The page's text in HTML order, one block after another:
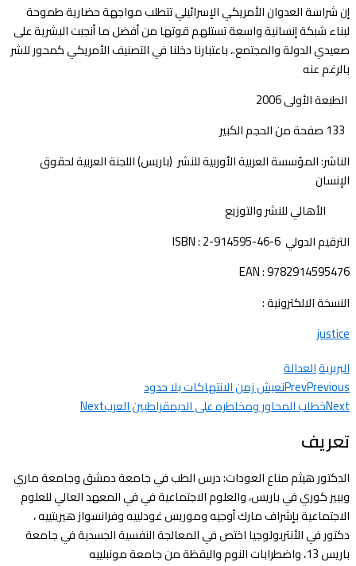
إن شراسة العدوان الأمريكي الإسرائيلي تتطلب مواجهة حضارية طموحة
لبناء شبكة إنسانية واسعة تستلهم قوتها من أفضل ما أنجبت البشرية على
صعيدي الدولة والمجتمع.، باعتبارنا دخلنا في التصنيف الأمريكي كمحور للشر
بالرغم عنه
الطبعة الأولى ‏2006
الناشر: المؤسسة العربية الأوربية للنشر (باريس) اللجنة العربية لحقوق
الإنسان
الأهالي للنشر والتوزيع
الترقيم الدولي ISBN : 2-914595-46-6
EAN : 9782914595476
النسخة الالكترونية :
justice
البربريةالعدالة
PrevPrevious
نعيش زمن الانتهاكات بلا حدود
Nextخطاب المحاور ومخاطره على الديمقراطيين العربNext
تعريف
الدكتور هيثم مناع العودات: درس الطب في جامعة دمشق وجامعة ماري
وبيير كوري في باريس، والعلوم الاجتماعية في في المعهد العالي للعلوم
الاجتماعية بإشراف مارك أوجيه وموريس غودلييه وفرانسواز هيريتييه ،
دكتور في الأنتربولوجيا اختص في المعالجة النفسية الجسدية في جامعة
باريس 13، واضطرابات النوم واليقظة من جامعة مونبلييه